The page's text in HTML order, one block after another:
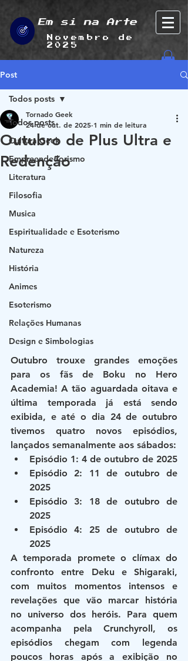
Em si na Arte
Novembro de
2025
Post
Todos posts
Cultura Geek
Empreendedorismo
Literatura
Filosofia
Musica
Espiritualidade e Esoterismo
Natureza
História
Animes
Esoterismo
Relações Humanas
Design e Simbologias
Todos posts
Outubro de Plus Ultra e
Redenção
Tornado Geek
24 de out. de 2025 1 min de leitura
Outubro trouxe grandes emoções
para os fãs de Boku no Hero
Academia! A tão aguardada oitava e
última temporada já está sendo
exibida, e até o dia 24 de outubro
tivemos quatro novos episódios,
lançados semanalmente aos sábados:
Episódio 1: 4 de outubro de 2025
Episódio 2: 11 de outubro de
2025
Episódio 3: 18 de outubro de
2025
Episódio 4: 25 de outubro de
2025
A temporada promete o clímax do
confronto entre Deku e Shigaraki,
com muitos momentos intensos e
revelações que vão marcar história
no universo dos heróis. Para quem
acompanha pela Crunchyroll, os
episódios chegam com legenda
poucos horas após a exibição no